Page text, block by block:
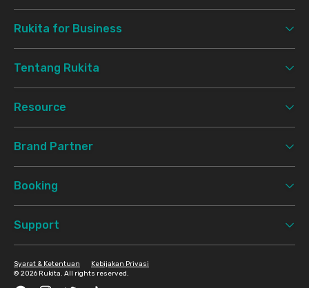
Rukita for Business
Tentang Rukita
Resource
Brand Partner
Booking
Support
© 2026 Rukita. All rights reserved.
Syarat & Ketentuan Kebijakan Privasi